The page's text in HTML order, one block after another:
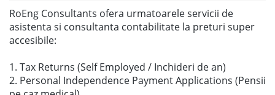
RoEng Consultants ofera urmatoarele servicii de
asistenta si consultanta contabilitate la preturi super
accesibile:
1. Tax Returns (Self Employed / Inchideri de an)
2. Personal Independence Payment Applications (Pensii